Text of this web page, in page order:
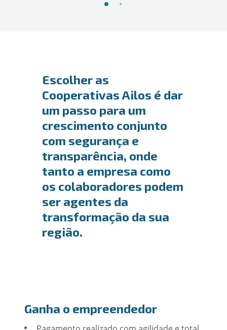
Escolher as
Cooperativas Ailos é dar
um passo para um
crescimento conjunto
com segurança e
transparência, onde
tanto a empresa como
os colaboradores podem
ser agentes da
transformação da sua
região.
Ganha o empreendedor